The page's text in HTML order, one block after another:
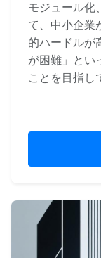
モジュール化
て、中小企業
的ハードルが
が困難」とい
ことを目指し